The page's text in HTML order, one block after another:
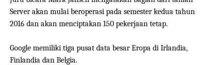
Server akan mulai beroperasi pada semester kedua tahun
2016 dan akan menciptakan 150 pekerjaan tetap.
Google memiliki tiga pusat data besar Eropa di Irlandia,
Finlandia dan Belgia.